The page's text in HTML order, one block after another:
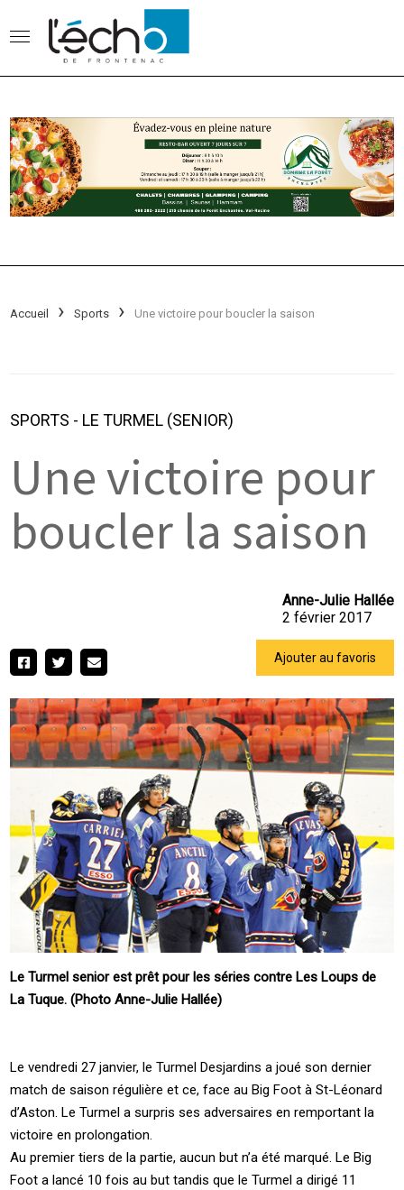
Accueil Sports Une victoire pour boucler la saison
SPORTS - LE TURMEL (SENIOR)
Une victoire pour
boucler la saison
Anne-Julie Hallée
2 février 2017
Ajouter au favoris
Le Turmel senior est prêt pour les séries contre Les Loups de
La Tuque. (Photo Anne-Julie Hallée)
Le vendredi 27 janvier, le Turmel Desjardins a joué son dernier
match de saison régulière et ce, face au Big Foot à St-Léonard
d’Aston. Le Turmel a surpris ses adversaires en remportant la
victoire en prolongation.
Au premier tiers de la partie, aucun but n’a été marqué. Le Big
Foot a lancé 10 fois au but tandis que le Turmel a dirigé 11